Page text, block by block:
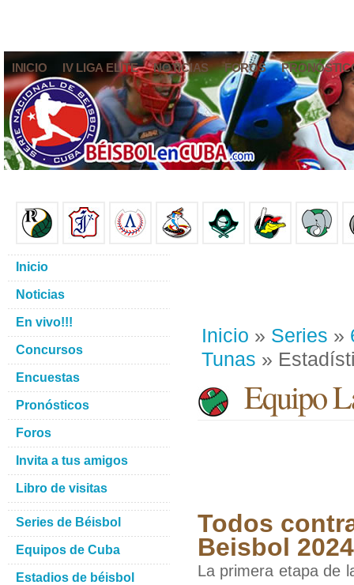
INICIO IV LIGA ELITE NOTICIAS FOROS
Inicio » Series »
Tunas »
Equipo
Todos
Beisbol 2024
La primera etapa de
Inicio
Noticias
En vivo!!!
Concursos
Encuestas
Pronósticos
Foros
Invita a tus amigos
Libro de visitas
Series de Béisbol
Equipos de Cuba
Estadios de béisbol